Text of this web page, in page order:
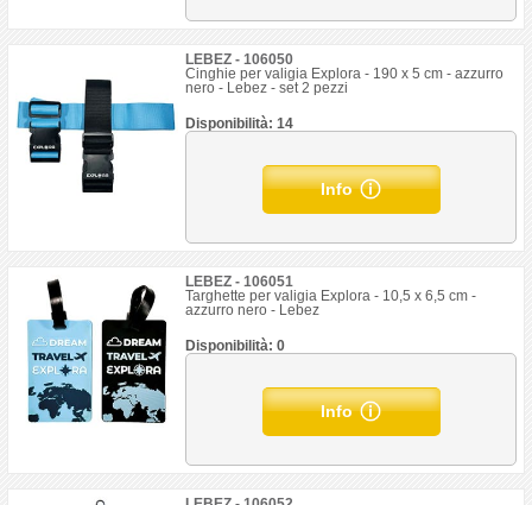
LEBEZ - 106050
Cinghie per valigia Explora - 190 x 5 cm - azzurro
nero - Lebez - set 2 pezzi
Disponibilità: 14
Info
LEBEZ - 106051
Targhette per valigia Explora - 10,5 x 6,5 cm -
azzurro nero - Lebez
Disponibilità: 0
Info